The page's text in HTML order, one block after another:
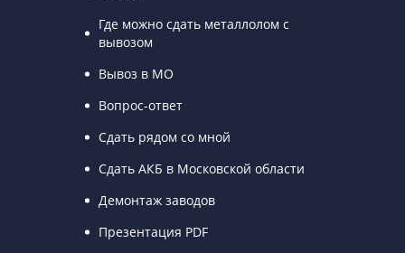
Где можно сдать металлолом с
вывозом
Вывоз в МО
Вопрос-ответ
Сдать рядом со мной
Сдать АКБ в Московской области
Демонтаж заводов
Презентация PDF